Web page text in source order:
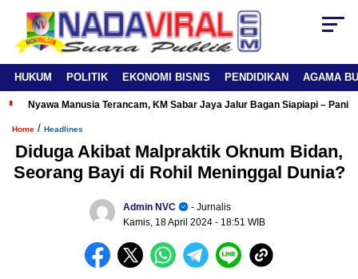
HUKUM POLITIK EKONOMI BISNIS PENDIDIKAN AGAMA
Nyawa Manusia Terancam, KM Sabar Jaya Jalur Bagan Siapiapi –
Home / Headlines
Diduga Akibat Malpraktik Oknum Bidan,
Seorang Bayi di Rohil Meninggal Dunia?
Admin NVC
- Jurnalis
Kamis, 18 April 2024 - 18:51 WIB